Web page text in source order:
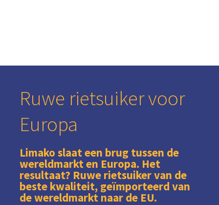
Ruwe rietsuiker voor
Europa
Limako slaat een brug tussen de
wereldmarkt en Europa. Het
resultaat? Ruwe rietsuiker van de
beste kwaliteit, geïmporteerd van
de wereldmarkt naar de EU.